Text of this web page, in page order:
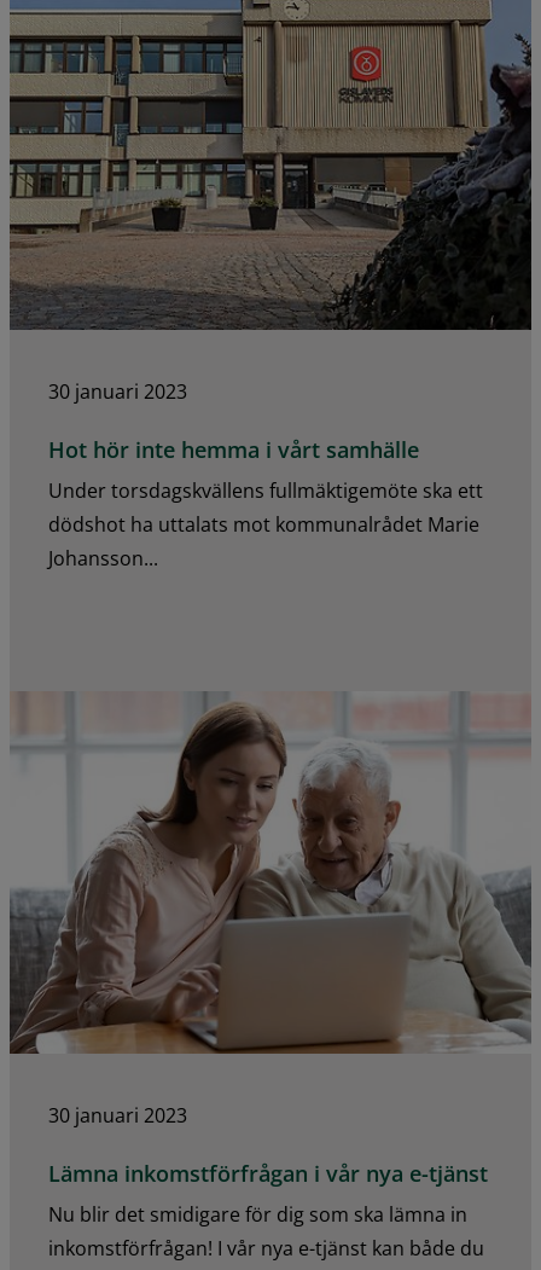
30 januari 2023
Hot hör inte hemma i vårt samhälle
Under torsdagskvällens fullmäktigemöte ska ett
dödshot ha uttalats mot kommunalrådet Marie
Johansson...
30 januari 2023
Lämna inkomstförfrågan i vår nya e-tjänst
Nu blir det smidigare för dig som ska lämna in
inkomstförfrågan! I vår nya e-tjänst kan både du